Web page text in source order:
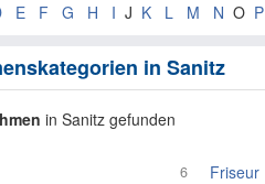
E F G H I J K L M N O P
in Sanitz
in Sanitz gefunden
6 Friseur